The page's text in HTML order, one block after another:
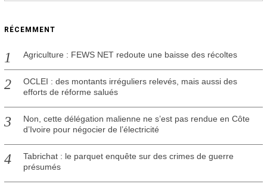
RÉCEMMENT
Agriculture : FEWS NET redoute une baisse des récoltes
OCLEI : des montants irréguliers relevés, mais aussi des
efforts de réforme salués
Non, cette délégation malienne ne s’est pas rendue en Côte
d’Ivoire pour négocier de l’électricité
Tabrichat : le parquet enquête sur des crimes de guerre
présumés